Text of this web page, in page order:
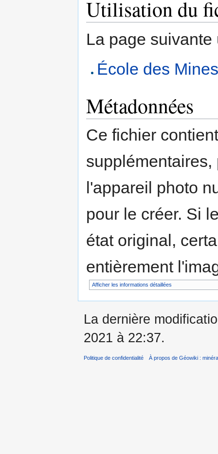
Utilisation du
La page
École des
Métadonnées
Ce fichier
l'appareil photo
pour le créer. Si
état original,
entièrement
Afficher les informations détaillées
La dernière
2021 à 22:37.
Politique de confidentialité À propos de Géowiki :